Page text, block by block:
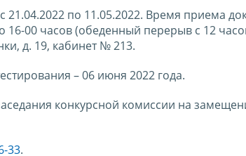
21.04.2022 по 11.05.2022. Время приема
16-00 часов (обеденный перерыв с 12
д. 19, кабинет № 213.
– 06 июня 2022 года.
конкурсной комиссии на
33.